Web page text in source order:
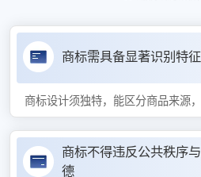
商标需具备显著识别特征
商标设计须独特，能区分商品来源
商标不得违反公共秩序
德